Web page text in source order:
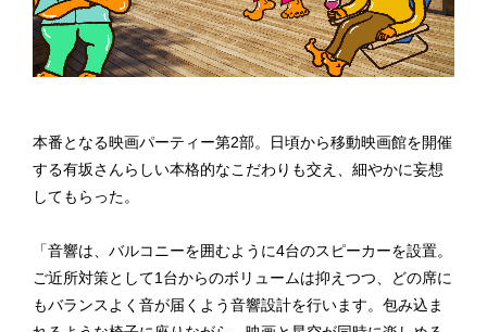
本番となる映画パーティー第2部。日頃から移動映画館を開催
する有坂さんらしい本格的なこだわりも交え、細やかに妄想
してもらった。
「音響は、バルコニーを囲むように4台のスピーカーを設置。
ご近所対策として1台からのボリュームは抑えつつ、どの席に
もバランスよく音が届くよう音響設計を行います。包み込ま